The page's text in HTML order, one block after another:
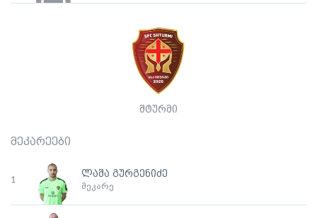
შტურმი
მეკარეები
1
ლაშა გურგენიძე
მეკარე